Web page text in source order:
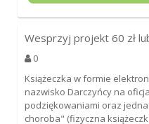
Wesprzyj projekt 60 zł
0
Książeczka w formie
nazwisko Darczyńcy na
podziękowaniami oraz
choroba" (fizyczna